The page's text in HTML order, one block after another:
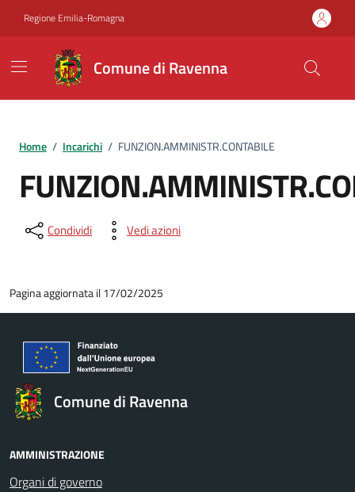
Regione Emilia-Romagna
Comune di Ravenna
Home / Incarichi / FUNZION.AMMINISTR.CONTABILE
Condividi Vedi azioni
Pagina aggiornata il 17/02/2025
Comune di Ravenna
AMMINISTRAZIONE
Organi di governo